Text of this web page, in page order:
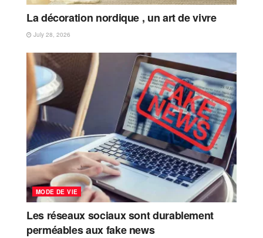
La décoration nordique , un art de vivre
July 28, 2026
MODE DE VIE
Les réseaux sociaux sont durablement
perméables aux fake news